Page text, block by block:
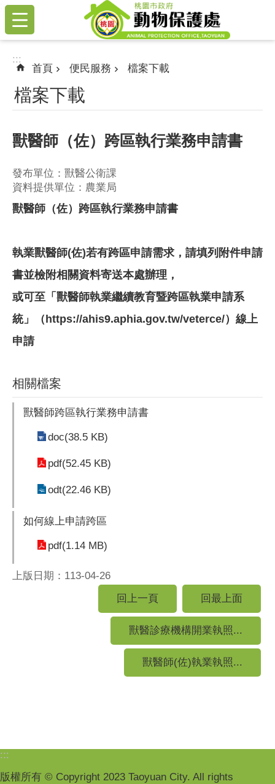
跳到主要內容區塊
:::
:::
首頁 便民服務 檔案下載
檔案下載
獸醫師（佐）跨區執行業務申請書
發布單位：獸醫公衛課
資料提供單位：農業局
獸醫師（佐）跨區執行業務申請書
執業獸醫師(佐)若有跨區申請需求，請填列附件申請
書並檢附相關資料寄送本處辦理，
或可至「獸醫師執業繼續教育暨跨區執業申請系
統」（https://ahis9.aphia.gov.tw/veterce/）線上
申請
相關檔案
獸醫師跨區執行業務申請書
doc(38.5 KB)
pdf(52.45 KB)
odt(22.46 KB)
如何線上申請跨區
pdf(1.14 MB)
上版日期：113-04-26
回上一頁
回最上面
獸醫診療機構開業執照...
獸醫師(佐)執業執照...
:::
版權所有 © Copyright 2023 Taoyuan City. All rights